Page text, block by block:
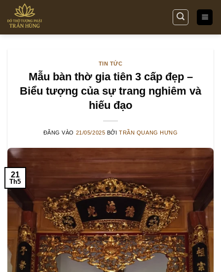
qua
nội
TIN TỨC
Mẫu bàn thờ gia tiên 3 cấp đẹp –
Biểu tượng của sự trang nghiêm và
hiếu đạo
ĐĂNG VÀO 21/05/2025 BỞITRẦN QUANG HƯNG
21
Th5